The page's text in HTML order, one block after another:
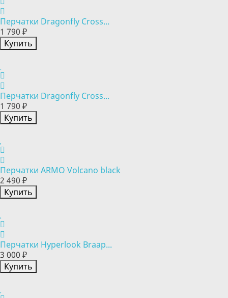
Перчатки Dragonfly Cross...
1 790 ₽
Купить
Перчатки Dragonfly Cross...
1 790 ₽
Купить
Перчатки ARMO Volcano black
2 490 ₽
Купить
Перчатки Hyperlook Braap...
3 000 ₽
Купить